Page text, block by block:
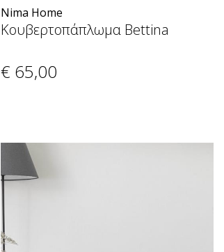
Nima Home
Κουβερτοπάπλωμα Bettina
€ 65,00